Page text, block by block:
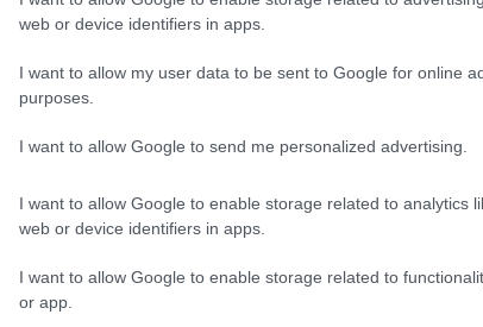
web or device identifiers in apps.
I want to allow my user data to be sent to Google for online
purposes.
I want to allow Google to send me personalized advertising.
I want to allow Google to enable storage related to analytics
web or device identifiers in apps.
I want to allow Google to enable storage related to
or app.